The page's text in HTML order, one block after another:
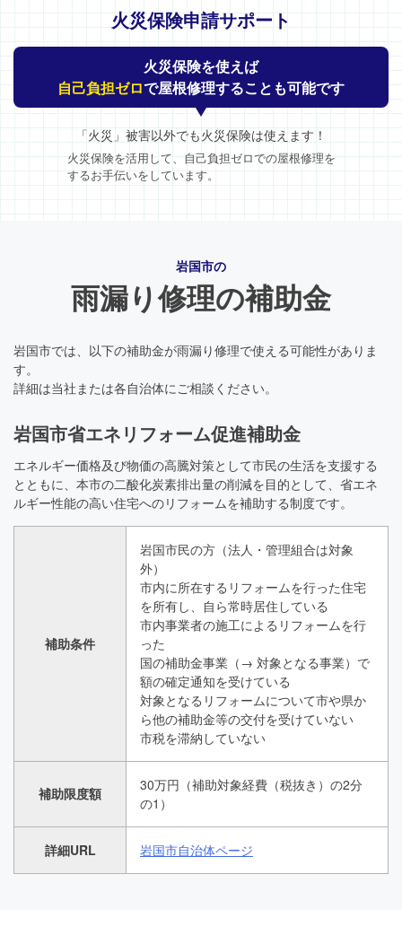
火災保険申請サポート
火災保険を使えば
自己負担ゼロで屋根修理することも可能です
「火災」被害以外でも火災保険は使えます！
火災保険を活用して、自己負担ゼロでの屋根修理を
するお手伝いをしています。
岩国市の
雨漏り修理の補助金
岩国市では、以下の補助金が雨漏り修理で使える可能性がありま
す。
詳細は当社または各自治体にご相談ください。
岩国市省エネリフォーム促進補助金
エネルギー価格及び物価の高騰対策として市民の生活を支援する
とともに、本市の二酸化炭素排出量の削減を目的として、省エネ
ルギー性能の高い住宅へのリフォームを補助する制度です。
補助条件
岩国市民の方（法人・管理組合は対象
外）
市内に所在するリフォームを行った住宅
を所有し、自ら常時居住している
市内事業者の施工によるリフォームを行
った
国の補助金事業（→ 対象となる事業）で
額の確定通知を受けている
対象となるリフォームについて市や県か
ら他の補助金等の交付を受けていない
市税を滞納していない
補助限度額
30万円（補助対象経費（税抜き）の2分
の1）
詳細URL 岩国市自治体ページ